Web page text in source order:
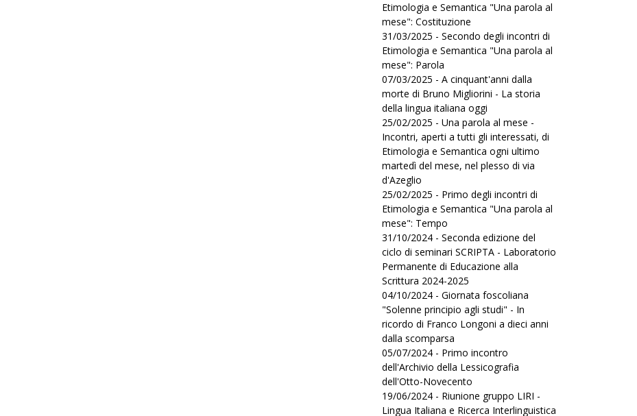
Etimologia e Semantica "Una parola al
mese": Costituzione
31/03/2025 - Secondo degli incontri di
Etimologia e Semantica "Una parola al
mese": Parola
07/03/2025 - A cinquant'anni dalla
morte di Bruno Migliorini - La storia
della lingua italiana oggi
25/02/2025 - Una parola al mese -
Incontri, aperti a tutti gli interessati, di
Etimologia e Semantica ogni ultimo
martedì del mese, nel plesso di via
d'Azeglio
25/02/2025 - Primo degli incontri di
Etimologia e Semantica "Una parola al
mese": Tempo
31/10/2024 - Seconda edizione del
ciclo di seminari SCRIPTA - Laboratorio
Permanente di Educazione alla
Scrittura 2024-2025
04/10/2024 - Giornata foscoliana
"Solenne principio agli studi" - In
ricordo di Franco Longoni a dieci anni
dalla scomparsa
05/07/2024 - Primo incontro
dell'Archivio della Lessicografia
dell'Otto-Novecento
19/06/2024 - Riunione gruppo LIRI -
Lingua Italiana e Ricerca Interlinguistica